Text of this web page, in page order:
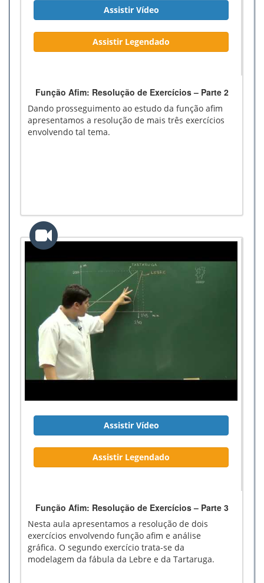
Assistir Vídeo
Assistir Legendado
Função Afim: Resolução de Exercícios – Parte 2
Dando prosseguimento ao estudo da função afim
apresentamos a resolução de mais três exercícios
envolvendo tal tema.
Assistir Vídeo
Assistir Legendado
Função Afim: Resolução de Exercícios – Parte 3
Nesta aula apresentamos a resolução de dois
exercícios envolvendo função afim e análise
gráfica. O segundo exercício trata-se da
modelagem da fábula da Lebre e da Tartaruga.